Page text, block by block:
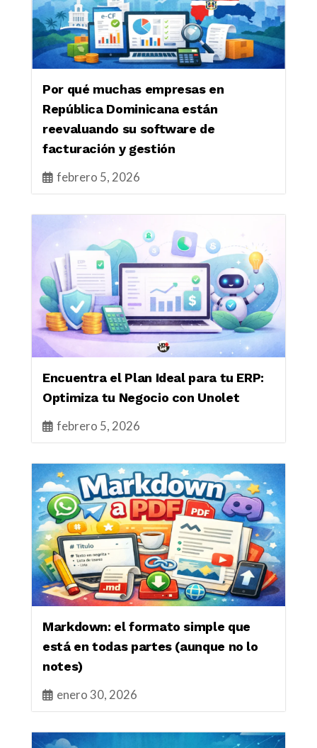
Por qué muchas empresas en
República Dominicana están
reevaluando su software de
facturación y gestión
febrero 5, 2026
Encuentra el Plan Ideal para tu ERP:
Optimiza tu Negocio con Unolet
febrero 5, 2026
Markdown: el formato simple que
está en todas partes (aunque no lo
notes)
enero 30, 2026